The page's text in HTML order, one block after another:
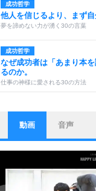
成功哲学
他人を信じるより、まず自
夢を諦めない力が湧く30の言葉
成功哲学
なぜ成功者は「あまり本
るのか。
仕事の神様に愛される30の方法
ストレス対策
他人と比べない。
いっそのこと、他人を見
いらいらしない人になる30の方法
動画 音声